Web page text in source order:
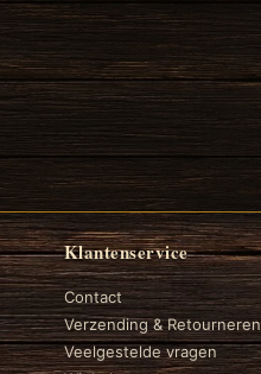
Klantenservice
Contact
Verzending & Retourneren
Veelgestelde vragen